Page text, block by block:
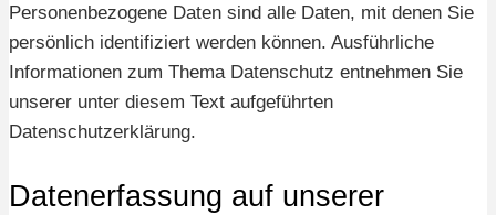
Personenbezogene Daten sind alle Daten, mit denen Sie
persönlich identifiziert werden können. Ausführliche
Informationen zum Thema Datenschutz entnehmen Sie
unserer unter diesem Text aufgeführten
Datenschutzerklärung.
Datenerfassung auf unserer